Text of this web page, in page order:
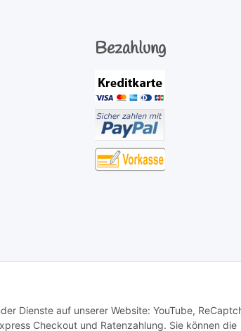
Dienste auf unserer Website: YouTube,
Checkout und Ratenzahlung. Sie können die
Bezahlung